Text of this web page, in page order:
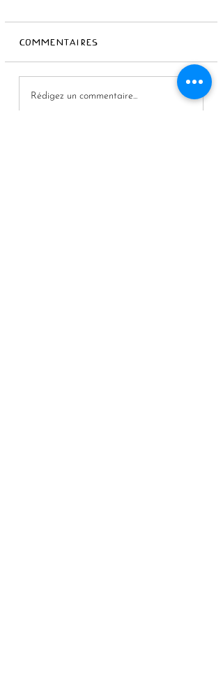
Commentaires
Rédigez un commentaire...